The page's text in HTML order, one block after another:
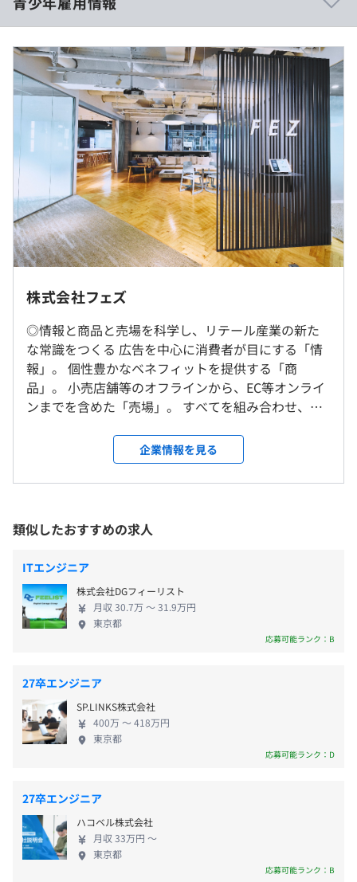
プロダクト開発部は地方からのフルリモートエンジニアも
在籍しています。
その分、Slack等のツールでカジュアルな雑談を含めた非
同期コミュニケーションを取る、朝会でチームメンバーと
オンラインで会話をする等、円滑なチーム運営のための施
策を試行錯誤中です。
創業以来10年間、リテール産業を取り巻く環境が大きく
変化する中、さらなる変革によりリテールの未来を切り拓
いていくために、引き続き国内最大規模のリテールデータ
プラットフォーム『Urumo』をベースに、小売事業者
様・メーカー様・消費者の皆様にとって、真に価値あるソ
リューションを開発し、リテール産業の発展に貢献してま
いります。
■国内最大級のリテールデータプラットフォーム
『Urumo（ウルモ）』
■来店・購買の効果検証も可能な広告ソリューション
『Urumo Ads（ウルモアズ）』
PC選択(Windows or Mac)
アジャイル、ペアプロ
Docker、Terraform、Datadog
◆企画から開発までシームレスなプロダクト開発体制
顧客との関係性が近く、ユーザーのニーズを掴んだプロダ
東京勤務。転勤はありません。
就業場所の変更範囲
＜雇入時＞
東京本社、および自宅
＜変更範囲＞
会社の定める場所（テレワークをおこなう場所を含む）
受動喫煙防止措置に関する事項
・都営新宿線「岩本町」駅より徒歩5分
・東京メトロ「小伝馬町」駅より徒歩5分
（※想定年収は年収提示額を保証するものではありません）
フルフレックスタイム制（コアタイムなし）
休憩時間：60分 ※昼食時間は業務の都合により各々の自
主性に任せています
平均残業時間：平均16時間／月
完全週休2日制、年末年始休暇、有給休暇、慶弔休暇、夏
期休暇
通勤手当
年に1回、予算の達成に応じたカンパニーボーナスを支給
昇給査定：年2回（7月、1月）
社会保険完備（健康保険・厚生年金加入・雇用保険・労災
保険）
3カ月（待遇の変更はありません）
過去３年間の新卒採用者数・離職者数
前年度 採用者数0人 離職者数0人
2年度前 採用者数0人 離職者数0人
3年度前 採用者数3人 離職者数1人
過去３年間の新卒採用者数の男女別人数
前年度 男性0人 女性0人
2年度前 男性0人 女性0人
3年度前 男性3人 女性0人
研修の有無及び内容
・入社後の新入社員研修を実施（ビジネスマナー、社内ル
ール、業務基礎など）
・配属後はOJTを中心に、業務に必要なスキルを習得
自己啓発支援の有無及びその内容
・書籍購入補助制度
と合格時の検定費用）にかかる費用の補助
メンター制度の有無
あり
なし
なし
前年度の有給休暇の平均取得日数
8.4日
前事業年度の育児休業取得者数／出産者数
役員及び管理的地位にある者に占める女性の割合
役員14.0%
管理職23.0%
株式会社フェズ
◎情報と商品と売場を科学し、リテール産業の新た
な常識をつくる 広告を中心に消費者が目にする「情
報」。 個性豊かなベネフィットを提供する「商
品」。 小売店舗等のオフラインから、EC等オンライ
ンまでを含めた「売場」。 すべてを組み合わせ、デ
者・メーカー・代理店を含めた リテール産業をより
良くするために、新たな常識をつくります。 それが
フェズの使命です。 ◎リテールの成長のために、進
「Urumo（ウルモ）」と関連するソリューションを
磨き続け、 会社として進化し続けます。 それがリテ
ールの成長のためになると信じています。 それがフ
ェズのありたい姿です。 【ソリューション一覧】
−国内最大級のリテールデータプラットフォーム
「Urumo（ウルモ）」 −来店・購買の効果検証も可
能な広告ソリューション「Urumo Ads（ウルモア
企業情報を見る
類似したおすすめの求人
ITエンジニア
株式会社DGフィーリスト
月収 30.7万 〜 31.9万円
東京都
応募可能ランク：B
27卒エンジニア
SP.LINKS株式会社
400万 〜 418万円
東京都
応募可能ランク：D
27卒エンジニア
ハコベル株式会社
月収 33万円 〜
東京都
応募可能ランク：B